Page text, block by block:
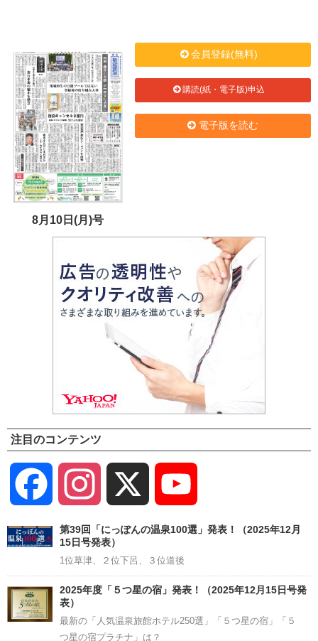
8月10日(月)号
会員登録(無料)
購読(紙・電子版)申込
電子版を読む
注目のコンテンツ
Facebook Instagram
Channel
第39回「にっぽんの温泉100選」発表！（2025年12月
15日号発表）
1位草津、２位下呂、３位道後
2025年度「５つ星の宿」発表！（2025年12月15日号発
表）
最新の「人気温泉旅館ホテル250選」「５つ星の宿」「５
つ星の宿プラチナ」は？